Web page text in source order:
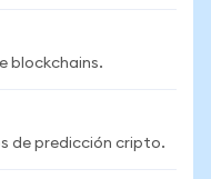
blockchains.
de predicción cripto.